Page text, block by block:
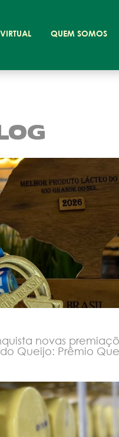
QUEM SOMOS
novas
Queijo: Prêmio